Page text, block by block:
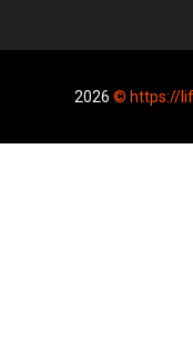
2026 © https://